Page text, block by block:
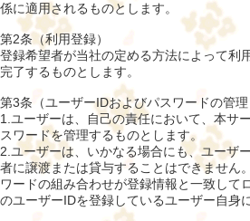
係に適用されるものとします。
第2条（利用登録）
登録希望者が当社の定める方法によって利
完了するものとします。
第3条（ユーザーIDおよびパスワードの管
1.ユーザーは、自己の責任において、本サ
スワードを管理するものとします。
2.ユーザーは、いかなる場合にも、ユーザ
者に譲渡または貸与することはできません
ワードの組み合わせが登録情報と一致して
のユーザーIDを登録しているユーザー自身